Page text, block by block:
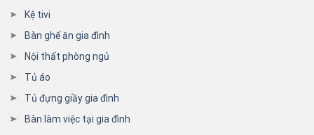
Kệ tivi
Bàn ghế ăn gia đình
Nội thất phòng ngủ
Tủ áo
Tủ đựng giầy gia đình
Bàn làm việc tại gia đình